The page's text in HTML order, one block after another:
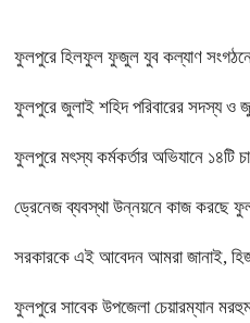
ফুলপুরে হিলফুল ফুজুল যুব কল্যাণ
ফুলপুরে জুলাই শহিদ পরিবারের সদস্য ও
ফুলপুরে মৎস্য কর্মকর্তার অভিযানে ১৪টি
ড্রেনেজ ব্যবস্থা উন্নয়নে কাজ করছে
সরকারকে এই আবেদন আমরা জানাই,
ফুলপুরে সাবেক উপজেলা চেয়ারম্যান